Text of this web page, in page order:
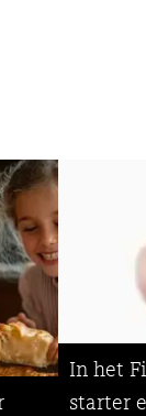
In het
starter